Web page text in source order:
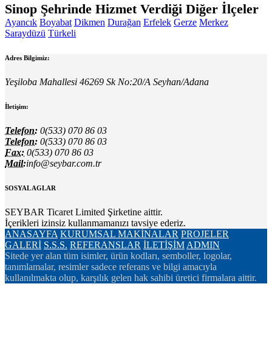
Sinop Şehrinde Hizmet Verdiği Diğer İlçeler
Ayancık Boyabat Dikmen Durağan Erfelek Gerze Merkez
Saraydüzü Türkeli
Adres Bilgimiz:
Yeşiloba Mahallesi 46269 Sk No:20/A Seyhan/Adana
İletişim:
Telefon: 0(533) 070 86 03
Telefon: 0(533) 070 86 03
Fax: 0(533) 070 86 03
Mail:info@seybar.com.tr
SOSYAL AGLAR
SEYBAR Ticaret Limited Şirketine aittir.
İçerikleri izinsiz kullanmamanızı tavsiye ederiz.
ANASAYFA KURUMSAL MAKİNALAR PROJELER
GALERİ S.S.S. REFERANSLAR İLETİŞİM ADMIN
Sitede yer alan tüm isimler, ürün kodları, semboller, logolar,
tanımlamalar, resimler sadece referans ve bilgi amacıyla
kullanılmakta olup, karşılık gelen hak sahibi üretici firmalara aittir.